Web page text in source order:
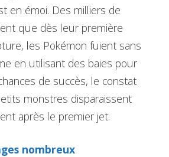
en émoi. Des milliers de
que dès leur première
les Pokémon fuient sans
en utilisant des baies pour
de succès, le constat
monstres disparaissent
après le premier jet.
nombreux